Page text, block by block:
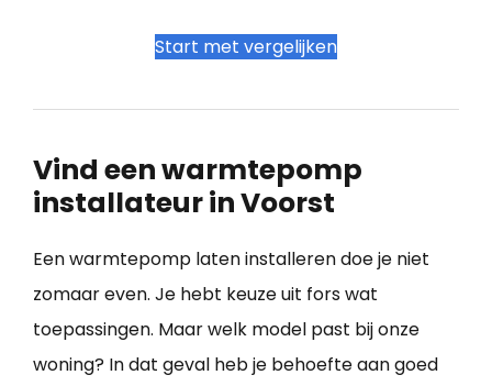
Start met vergelijken
Vind een warmtepomp
installateur in Voorst
Een warmtepomp laten installeren doe je niet
zomaar even. Je hebt keuze uit fors wat
toepassingen. Maar welk model past bij onze
woning? In dat geval heb je behoefte aan goed